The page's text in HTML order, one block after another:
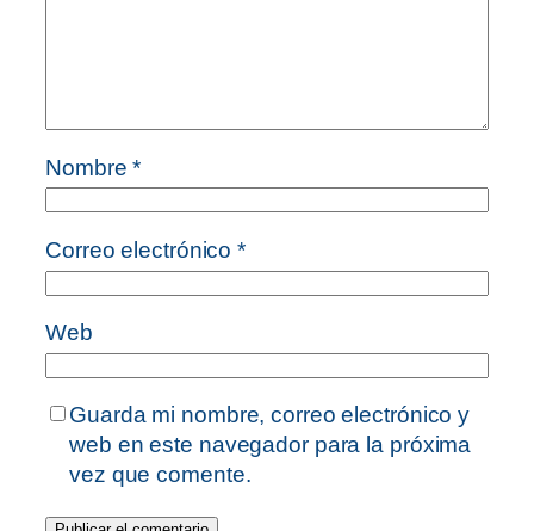
Nombre*
Correo electrónico*
Web
Guarda mi nombre, correo electrónico y
web en este navegador para la próxima
vez que comente.